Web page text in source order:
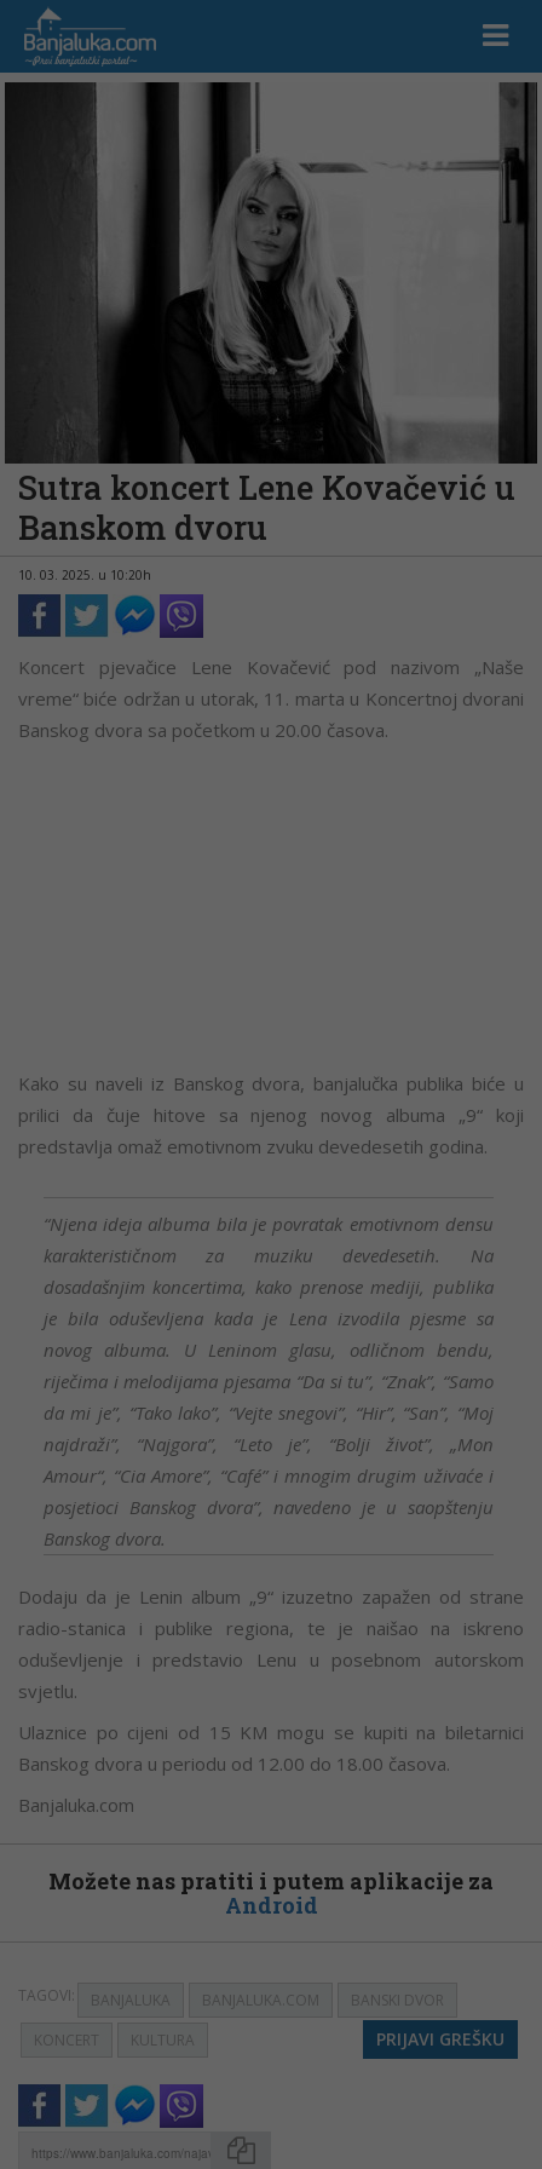
Sutra koncert Lene Kovačević u
Banskom dvoru
10. 03. 2025. u 10:20h
Koncert pjevačice Lene Kovačević pod nazivom „Naše
vreme“ biće održan u utorak, 11. marta u Koncertnoj dvorani
Banskog dvora sa početkom u 20.00 časova.
Kako su naveli iz Banskog dvora, banjalučka publika biće u
prilici da čuje hitove sa njenog novog albuma „9“ koji
predstavlja omaž emotivnom zvuku devedesetih godina.
“Njena ideja albuma bila je povratak emotivnom densu
karakterističnom za muziku devedesetih. Na
dosadašnjim koncertima, kako prenose mediji, publika
je bila oduševljena kada je Lena izvodila pjesme sa
novog albuma. U Leninom glasu, odličnom bendu,
riječima i melodijama pjesama “Da si tu”, “Znak”, “Samo
da mi je”, “Tako lako”, “Vejte snegovi”, “Hir”, “San”, “Moj
najdraži”, “Najgora”, “Leto je”, “Bolji život”, „Mon
Amour“, “Cia Amore”, “Café” i mnogim drugim uživaće i
posjetioci Banskog dvora”, navedeno je u saopštenju
Banskog dvora.
Dodaju da je Lenin album „9“ izuzetno zapažen od strane
radio-stanica i publike regiona, te je naišao na iskreno
oduševljenje i predstavio Lenu u posebnom autorskom
svjetlu.
Ulaznice po cijeni od 15 KM mogu se kupiti na biletarnici
Banskog dvora u periodu od 12.00 do 18.00 časova.
Banjaluka.com
Možete nas pratiti i putem aplikacije za
Android
TAGOVI: BANJALUKA BANJALUKA.COM
BANSKI DVOR
KONCERT
KULTURA PRIJAVI GREŠKU